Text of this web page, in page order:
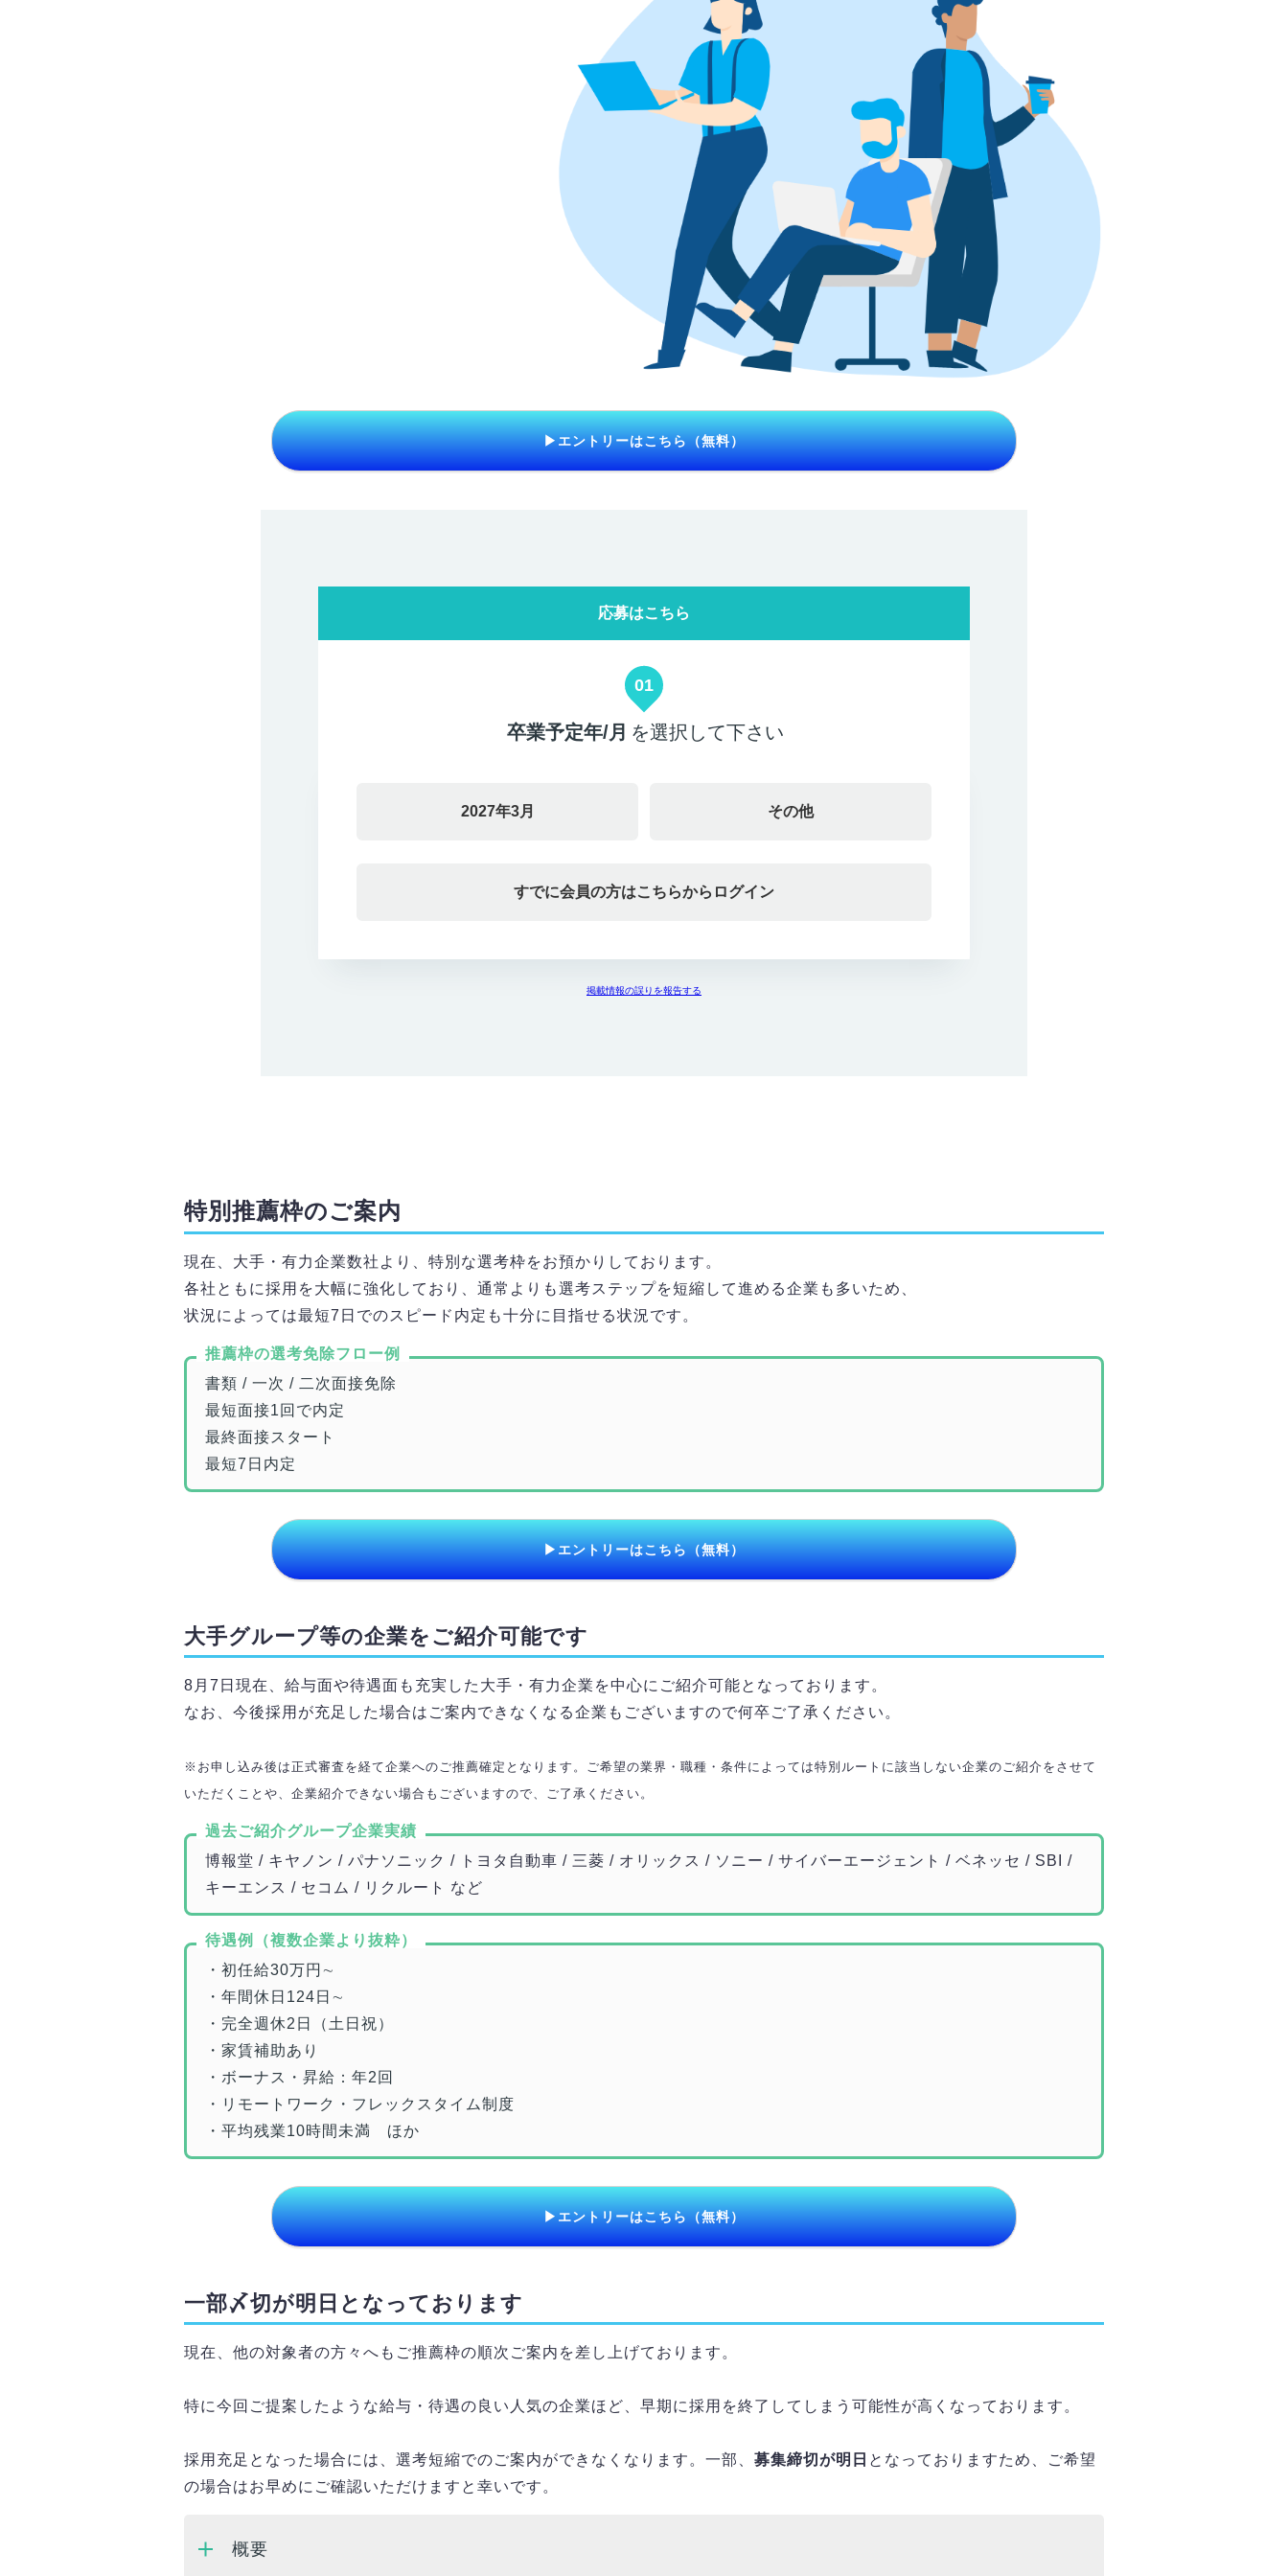
▶エントリーはこちら（無料）
応募はこちら
01
卒業予定年/月 を選択して下さい
2027年3月 その他
すでに会員の方はこちらからログイン
掲載情報の誤りを報告する
特別推薦枠のご案内
現在、大手・有力企業数社より、特別な選考枠をお預かりしております。
各社ともに採用を大幅に強化しており、通常よりも選考ステップを短縮して進める企業も多いため、
状況によっては最短7日でのスピード内定も十分に目指せる状況です。
推薦枠の選考免除フロー例
書類 / 一次 / 二次面接免除
最短面接1回で内定
最終面接スタート
最短7日内定
▶エントリーはこちら（無料）
大手グループ等の企業をご紹介可能です
8月7日 現在、給与面や待遇面も充実した大手・有力企業を中心にご紹介可能となっております。
なお、今後採用が充足した場合はご案内できなくなる企業もございますので何卒ご了承ください。
※お申し込み後は正式審査を経て企業へのご推薦確定となります。ご希望の業界・職種・条件によっては特別ルートに該当しない企業のご紹介をさせて
いただくことや、企業紹介できない場合もございますので、ご了承ください。
過去ご紹介グループ企業実績
博報堂 / キヤノン / パナソニック / トヨタ自動車 / 三菱 / オリックス / ソニー / サイバーエージェント / ベネッセ / SBI /
キーエンス / セコム / リクルート など
待遇例（複数企業より抜粋）
・初任給30万円∼
・年間休日124日∼
・完全週休2日（土日祝）
・家賃補助あり
・ボーナス・昇給：年2回
・リモートワーク・フレックスタイム制度
・平均残業10時間未満 ほか
▶エントリーはこちら（無料）
一部〆切が明日となっております
現在、他の対象者の方々へもご推薦枠の順次ご案内を差し上げております。
特に今回ご提案したような給与・待遇の良い人気の企業ほど、早期に採用を終了してしまう可能性が高くなっております。
採用充足となった場合には、選考短縮でのご案内ができなくなります。一部、 募集締切が明日 となっておりますため、ご希望
の場合はお早めにご確認いただけますと幸いです。
概要